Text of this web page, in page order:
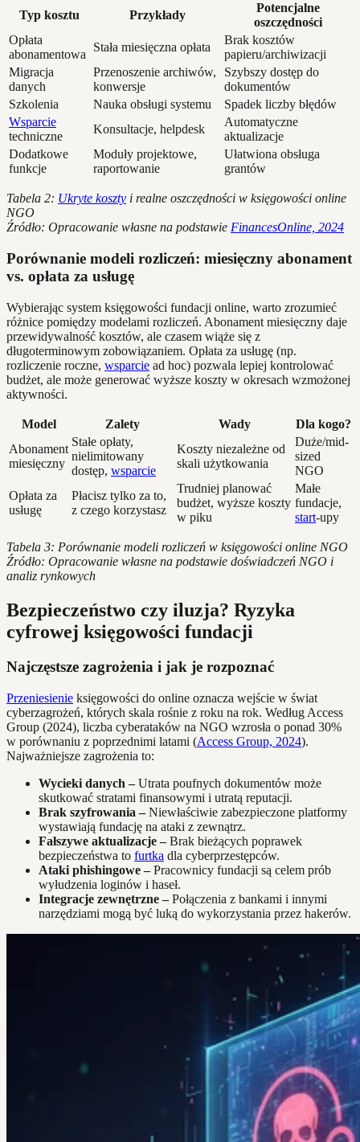
Typ kosztu Przykłady
Potencjalne
oszczędności
Opłata
abonamentowa
Stała miesięczna opłata
Brak kosztów
papieru/archiwizacji
Migracja
danych
Przenoszenie archiwów,
konwersje
Szybszy dostęp do
dokumentów
Szkolenia
Nauka obsługi systemu
Spadek liczby błędów
Wsparcie
techniczne
Konsultacje, helpdesk
Automatyczne
aktualizacje
Dodatkowe
funkcje
Moduły projektowe,
raportowanie
Ułatwiona obsługa
grantów
Tabela 2: Ukryte koszty i realne oszczędności w księgowości online
NGO
Źródło: Opracowanie własne na podstawie FinancesOnline, 2024
Porównanie modeli rozliczeń: miesięczny abonament
vs. opłata za usługę
Wybierając system księgowości fundacji online, warto zrozumieć
różnice pomiędzy modelami rozliczeń. Abonament miesięczny daje
przewidywalność kosztów, ale czasem wiąże się z
długoterminowym zobowiązaniem. Opłata za usługę (np.
rozliczenie roczne, wsparcie ad hoc) pozwala lepiej kontrolować
budżet, ale może generować wyższe koszty w okresach wzmożonej
aktywności.
Model Zalety Wady
Dla kogo?
Abonament
miesięczny
Stałe opłaty,
nielimitowany
dostęp, wsparcie
Koszty niezależne od
skali użytkowania
Duże/mid-
sized
NGO
Opłata za
usługę
Płacisz tylko za to,
z czego korzystasz
Trudniej planować
budżet, wyższe koszty
w piku
Małe
fundacje,
start-upy
Tabela 3: Porównanie modeli rozliczeń w księgowości online NGO
Źródło: Opracowanie własne na podstawie doświadczeń NGO i
analiz rynkowych
Bezpieczeństwo czy iluzja? Ryzyka
cyfrowej księgowości fundacji
Najczęstsze zagrożenia i jak je rozpoznać
Przeniesienie księgowości do online oznacza wejście w świat
cyberzagrożeń, których skala rośnie z roku na rok. Według Access
Group (2024), liczba cyberataków na NGO wzrosła o ponad 30%
w porównaniu z poprzednimi latami (Access Group, 2024).
Najważniejsze zagrożenia to:
Wycieki danych –Utrata poufnych dokumentów może
skutkować stratami finansowymi i utratą reputacji.
Brak szyfrowania –Niewłaściwie zabezpieczone platformy
wystawiają fundację na ataki z zewnątrz.
Fałszywe aktualizacje –Brak bieżących poprawek
bezpieczeństwa to furtka dla cyberprzestępców.
Ataki phishingowe –Pracownicy fundacji są celem prób
wyłudzenia loginów i haseł.
Integracje zewnętrzne –Połączenia z bankami i innymi
narzędziami mogą być luką do wykorzystania przez hakerów.